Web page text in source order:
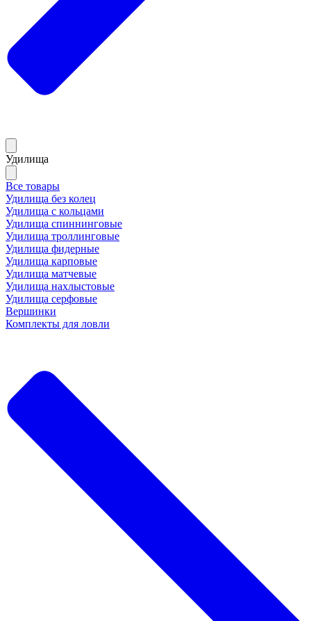
Удилища
Все товары
Удилища без колец
Удилища с кольцами
Удилища спиннинговые
Удилища троллинговые
Удилища фидерные
Удилища карповые
Удилища матчевые
Удилища нахлыстовые
Удилища серфовые
Вершинки
Комплекты для ловли